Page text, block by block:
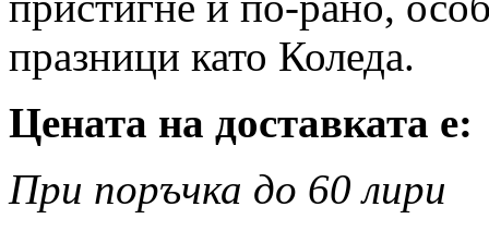
празници като Коледа.
Цената на доставката е:
При поръчка до 60 лири